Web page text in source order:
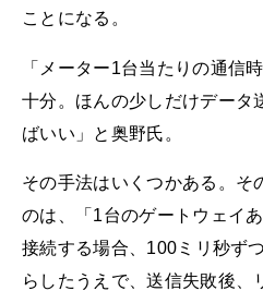
ことになる。
「メーター1台当たりの通信
十分。ほんの少しだけデータ
ばいい」と奥野氏。
その手法はいくつかある。そ
のは、「1台のゲートウェイ
接続する場合、100ミリ秒ず
らしたうえで、送信失敗後、